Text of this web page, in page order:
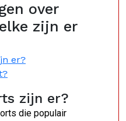
over
zijn er
er?
zijn er?
die populair